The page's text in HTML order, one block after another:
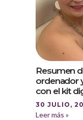
Resumen
ordenador
con el kit
30 JULIO,
Leer más »